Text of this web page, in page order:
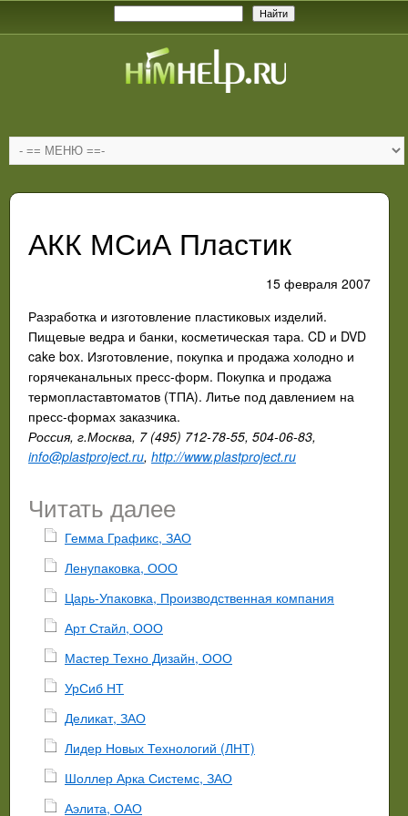
АКК МСиА Пластик
15 февраля 2007
Разработка и изготовление пластиковых изделий.
Пищевые ведра и банки, косметическая тара. CD и DVD
cake box. Изготовление, покупка и продажа холодно и
горячеканальных пресс-форм. Покупка и продажа
термопластавтоматов (ТПА). Литье под давлением на
пресс-формах заказчика.
Россия, г.Москва, 7 (495) 712-78-55, 504-06-83,
info@plastproject.ru, http://www.plastproject.ru
Читать далее
Гемма Графикс, ЗАО
Ленупаковка, ООО
Царь-Упаковка, Производственная компания
Арт Стайл, ООО
Мастер Техно Дизайн, ООО
УрСиб НТ
Деликат, ЗАО
Лидер Новых Технологий (ЛНТ)
Шоллер Арка Системс, ЗАО
Аэлита, ОАО